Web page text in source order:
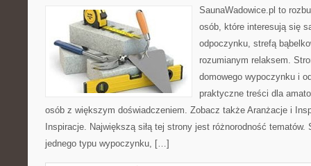
SaunaWadowice.pl to
osób, które interesują się
odpoczynku, strefą
rozumianym relaksem.
domowego wypoczynku i
praktyczne treści dla
osób z większym doświadczeniem. Zobacz także Aranżacje i
Inspiracje. Największą siłą tej strony jest różnorodność
jednego typu wypoczynku, […]